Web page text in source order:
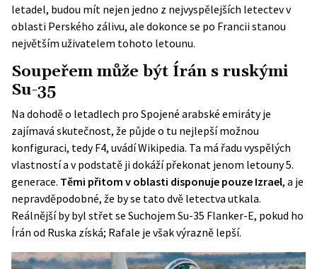
letadel, budou mít nejen jedno z nejvyspělejších letectev v
oblasti Perského zálivu, ale dokonce se po Francii stanou
největším uživatelem tohoto letounu.
Soupeřem může být Írán s ruskými
Su-35
Na dohodě o letadlech pro Spojené arabské emiráty je
zajímavá skutečnost, že půjde o tu nejlepší možnou
konfiguraci, tedy F4, uvádíWikipedia. Ta má řadu vyspělých
vlastností a v podstatě jidokáží překonat jenom letouny 5.
generace. Těmi přitom v oblasti disponuje pouze Izrael, a je
nepravděpodobné, že by se tato dvě letectva utkala.
Reálnější by byl střet se Suchojem Su-35 Flanker-E, pokud ho
Írán od Ruska získá; Rafale je však výrazně lepší.